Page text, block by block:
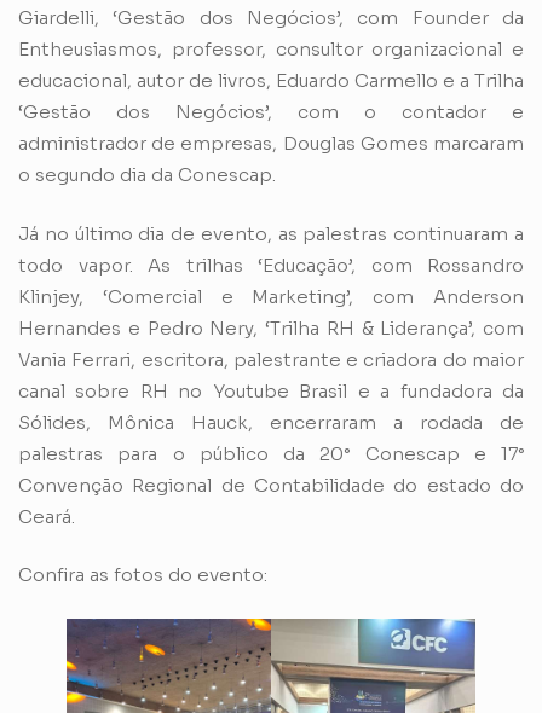
Giardelli, ‘Gestão dos Negócios’, com Founder da
Entheusiasmos, professor, consultor organizacional e
educacional, autor de livros, Eduardo Carmello e a Trilha
‘Gestão dos Negócios’, com o contador e
administrador de empresas, Douglas Gomes marcaram
o segundo dia da Conescap.
Já no último dia de evento, as palestras continuaram a
todo vapor. As trilhas ‘Educação’, com Rossandro
Klinjey, ‘Comercial e Marketing’, com Anderson
Hernandes e Pedro Nery, ‘Trilha RH & Liderança’, com
Vania Ferrari, escritora, palestrante e criadora do maior
canal sobre RH no Youtube Brasil e a fundadora da
Sólides, Mônica Hauck, encerraram a rodada de
palestras para o público da 20° Conescap e 17°
Convenção Regional de Contabilidade do estado do
Ceará.
Confira as fotos do evento: